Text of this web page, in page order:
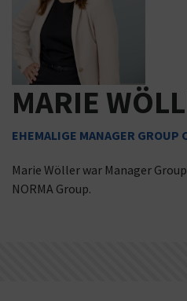
MARIE
EHEMALIGE MANAGER GROUP
Marie Wöller war Manager
NORMA Group.